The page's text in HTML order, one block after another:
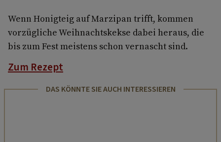
Wenn Honigteig auf Marzipan trifft, kommen
vorzügliche Weihnachtskekse dabei heraus, die
bis zum Fest meistens schon vernascht sind.
Zum Rezept
DAS KÖNNTE SIE AUCH INTERESSIEREN